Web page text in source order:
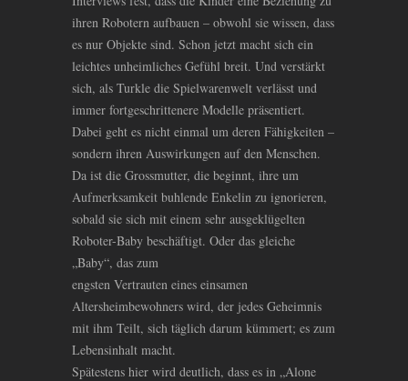
ihren Robotern aufbauen – obwohl sie wissen, dass
es nur Objekte sind. Schon jetzt macht sich ein
leichtes unheimliches Gefühl breit. Und verstärkt
sich, als Turkle die Spielwarenwelt verlässt und
immer fortgeschrittenere Modelle präsentiert.
Dabei geht es nicht einmal um deren Fähigkeiten –
sondern ihren Auswirkungen auf den Menschen.
Da ist die Grossmutter, die beginnt, ihre um
Aufmerksamkeit buhlende Enkelin zu ignorieren,
sobald sie sich mit einem sehr ausgeklügelten
Roboter-Baby beschäftigt. Oder das gleiche
„Baby“, das zum
engsten Vertrauten eines einsamen
Altersheimbewohners wird, der jedes Geheimnis
mit ihm Teilt, sich täglich darum kümmert; es zum
Lebensinhalt macht.
Spätestens hier wird deutlich, dass es in „Alone